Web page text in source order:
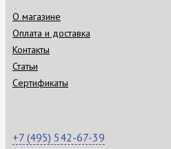
О магазине
Оплата и доставка
Контакты
Статьи
Сертификаты
+7 (495) 542-67-39